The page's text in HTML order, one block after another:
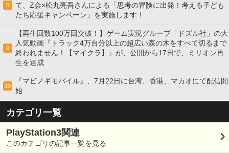
8
て、Z会×松丸亮吾さんによる「思考の冒険に出発！考える子ども
たち応援キャンペーン」を実施します！
9
【再生回数100万回突破！】ゲーム実況グループ「ドズル社」の大
人気動画『トラック4万台分以上の超広い森の木をすべて切るまで
終われません！【マイクラ】』が、公開から17日で、ミリオン再
生を達成
10
『マビノギモバイル』、7月22日に台湾、香港、マカオにて配信開
始
カテゴリ一覧
PlayStation3関連
このカテゴリの記事一覧を見る